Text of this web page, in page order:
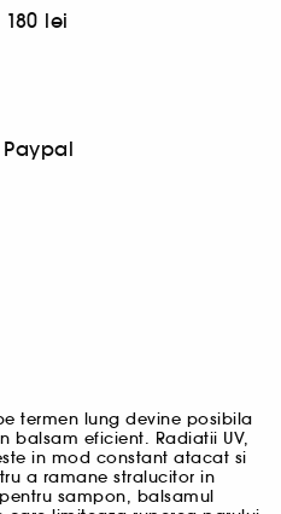
lei
termen lung devine posibila
balsam eficient. Radiatii UV,
in mod constant atacat si
a ramane stralucitor in
sampon, balsamul